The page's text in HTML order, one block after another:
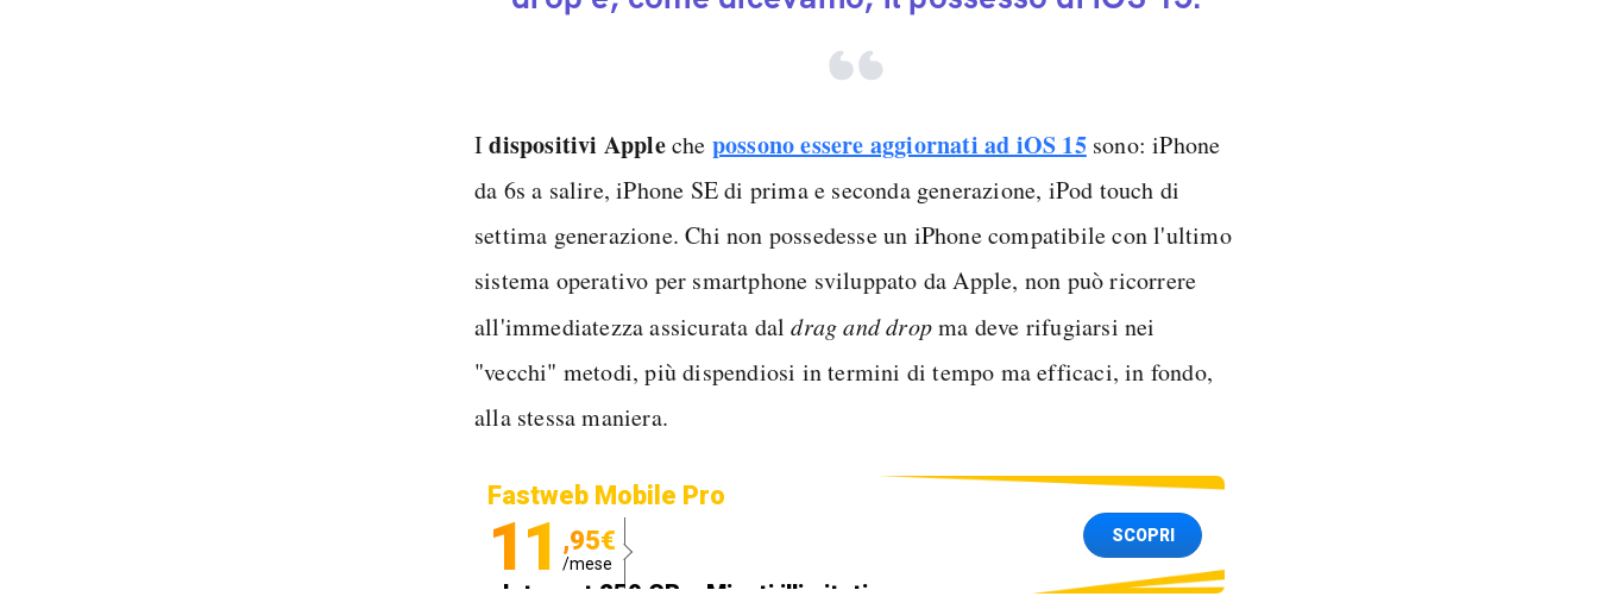
Idispositivi Appleche possono essere aggiornati ad iOS 15sono: iPhone
da 6s a salire, iPhone SE di prima e seconda generazione, iPod touch di
settima generazione. Chi non possedesse un iPhone compatibile con l'ultimo
sistema operativo per smartphone sviluppato da Apple, non può ricorrere
all'immediatezza assicurata daldrag and dropma deve rifugiarsi nei
"vecchi" metodi, più dispendiosi in termini di tempo ma efficaci, in fondo,
alla stessa maniera.
Fastweb Mobile Pro
11 ,95€
/mese
Internet 250 GB e Minuti illimitati
SCOPRI